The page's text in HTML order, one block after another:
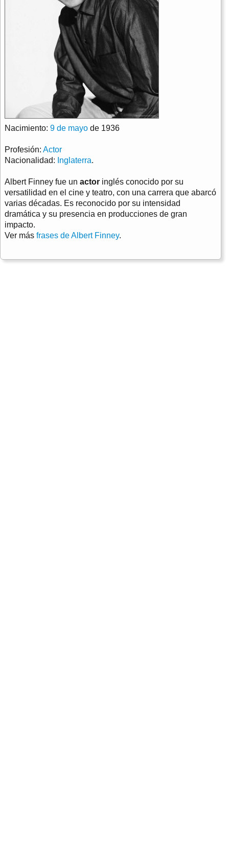
Nacimiento: 9 de mayo de 1936
Profesión: Actor
Nacionalidad: Inglaterra.
Albert Finney fue un actor inglés conocido por su
versatilidad en el cine y teatro, con una carrera que abarcó
varias décadas. Es reconocido por su intensidad
dramática y su presencia en producciones de gran
impacto.
Ver más frases de Albert Finney.